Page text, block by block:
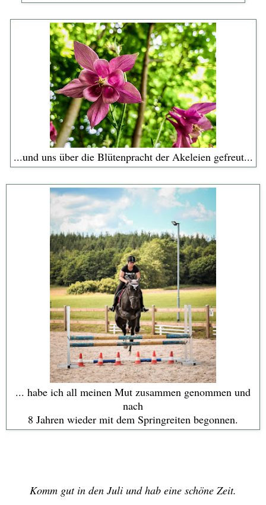
...und uns über die Blütenpracht der Akeleien gefreut...
... habe ich all meinen Mut zusammen genommen und
nach
8 Jahren wieder mit dem Springreiten begonnen.
Komm gut in den Juli und hab eine schöne Zeit.